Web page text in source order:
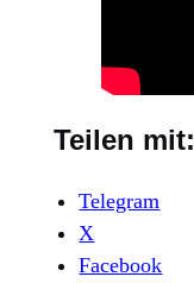
Teilen mit:
Telegram
X
Facebook